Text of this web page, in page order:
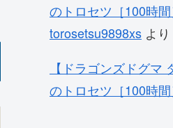
のトロセツ［100時間
torosetsu9898xs より
【ドラゴンズドグマ
のトロセツ［100時間